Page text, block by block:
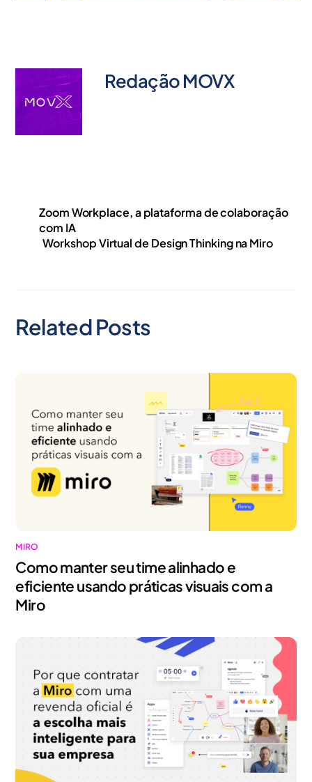
Redação MOVX
Zoom Workplace, a plataforma de colaboração
com IA
Workshop Virtual de Design Thinking na Miro
Related Posts
MIRO
Como manter seu time alinhado e
eficiente usando práticas visuais com a
Miro